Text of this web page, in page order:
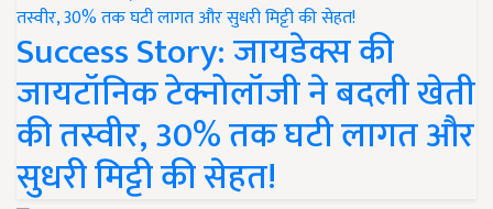
Success Story: जायडेक्स की
जायटॉनिक टेक्नोलॉजी ने बदली खेती
की तस्वीर, 30% तक घटी लागत और
सुधरी मिट्टी की सेहत!